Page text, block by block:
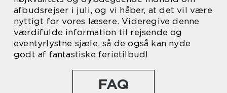
afbudsrejser i juli, og vi håber, at det vil være
nyttigt for vores læsere. Videregive denne
værdifulde information til rejsende og
eventyrlystne sjæle, så de også kan nyde
godt af fantastiske ferietilbud!
FAQ